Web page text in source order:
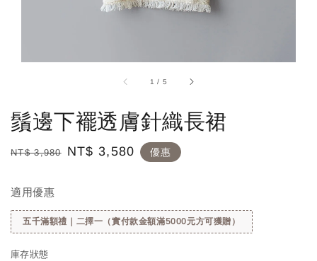
1 / 5
鬚邊下襬透膚針織長裙
Regular
NT$ 3,980
Sale
NT$ 3,580 優惠
適用優惠
五千滿額禮｜二擇一（實付款金額滿5000元方可獲贈）
庫存狀態